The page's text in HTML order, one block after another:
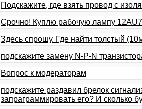
Подскажите, где взять провод с
Срочно! Куплю рабочую лампу 12АU7
Здесь спрошу. Где найти толстый
подскажите замену N-P-N
Вопрос к модераторам
подскажите раздавил брелок
запраграммировать его? И сколько